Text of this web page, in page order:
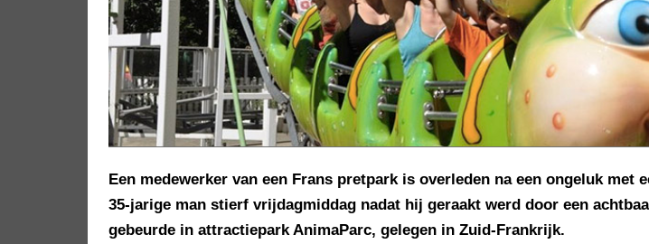
Een medewerker van een Frans pretpark is overleden na een ongeluk met
35-jarige man stierf vrijdagmiddag nadat hij geraakt werd door een
gebeurde in attractiepark AnimaParc, gelegen in Zuid-Frankrijk.